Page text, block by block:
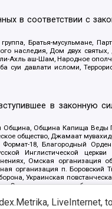
в соответствии с
Братья-мусульмане,
наследия, Дом двух
ли-Ахль аш-Шам, Народное
давлати исломи,
в законную
Община, Община Капища
общество, Джамаат
18, Благородный
Инглистической церкви
Омская организация
организация п.
Украинская
Курсом Правды иLiveInternet,